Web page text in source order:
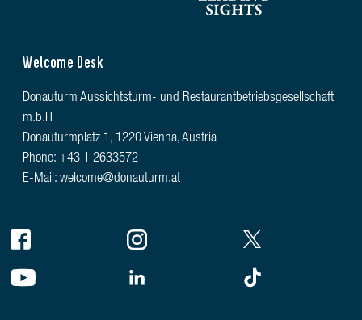
Welcome Desk
Donauturm Aussichtsturm- und Restaurantbetriebsgesellschaft
m.b.H
Donauturmplatz 1, 1220 Vienna, Austria
Phone: +43 1 2633572
E-Mail:welcome@donauturm.at